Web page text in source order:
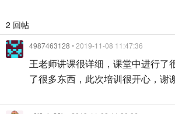
2 回帖
4987463128 • 2019-11-08 11:47:36
王老师讲课很详细，课堂中进行了
了很多东西，此次培训很开心，谢